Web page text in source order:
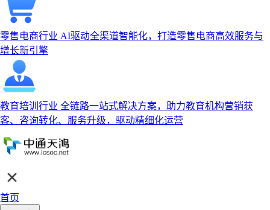
零售电商行业 AI驱动全渠道智能化，打造零售电商高效服务与
增长新引擎
教育培训行业 全链路一站式解决方案，助力教育机构营销获
客、咨询转化、服务升级，驱动精细化运营
首页